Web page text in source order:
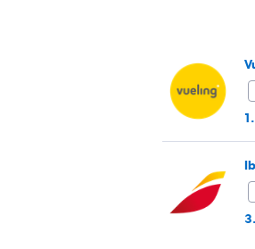
360.